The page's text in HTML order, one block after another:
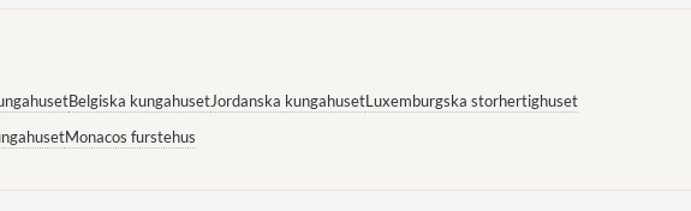
Belgiska kungahusetJordanska kungahusetLuxemburgska storhertighuset
Monacos furstehus